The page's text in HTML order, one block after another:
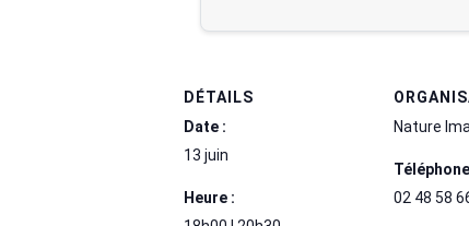
DÉTAILS
Date :
13 juin
Heure :
Nature
Téléphone
02 48 58